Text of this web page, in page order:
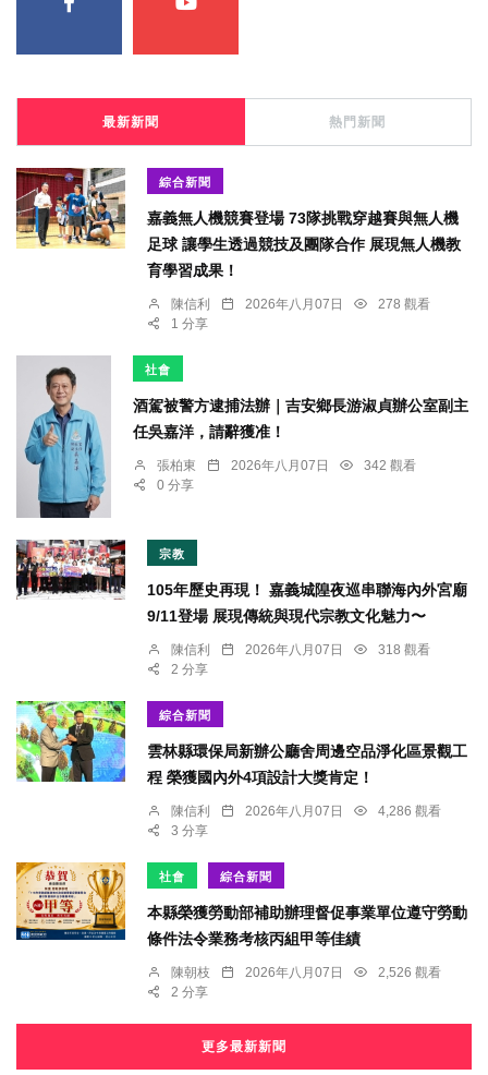
最新新聞 熱門新聞
綜合新聞
嘉義無人機競賽登場 73隊挑戰穿越賽與無人機
足球 讓學生透過競技及團隊合作 展現無人機教
育學習成果！
陳信利 2026年八月07日
278 觀看
1 分享
社會
酒駕被警方逮捕法辦｜吉安鄉長游淑貞辦公室副主
任吳嘉洋，請辭獲准！
張柏東 2026年八月07日
342 觀看
0 分享
宗教
105年歷史再現！ 嘉義城隍夜巡串聯海內外宮廟
9/11登場 展現傳統與現代宗教文化魅力〜
陳信利 2026年八月07日
318 觀看
2 分享
綜合新聞
雲林縣環保局新辦公廳舍周邊空品淨化區景觀工
程 榮獲國內外4項設計大獎肯定！
陳信利 2026年八月07日
4,286 觀看
3 分享
社會 綜合新聞
本縣榮獲勞動部補助辦理督促事業單位遵守勞動
條件法令業務考核丙組甲等佳績
陳朝枝 2026年八月07日
2,526 觀看
2 分享
更多最新新聞